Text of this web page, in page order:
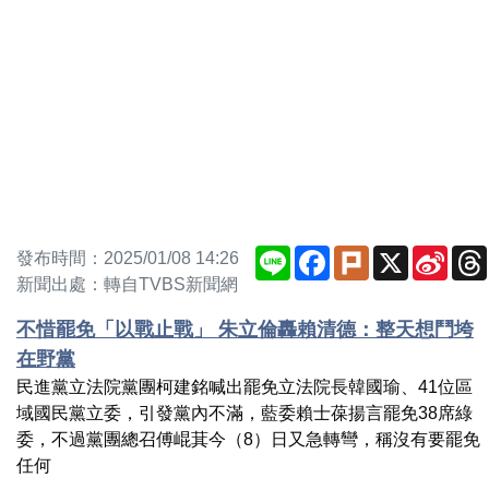
發布時間：2025/01/08 14:26
新聞出處：轉自TVBS新聞網
Line Facebook
Plurk X
Sina
不惜罷免「以戰止戰」 朱立倫轟賴清德：整天想鬥垮
在野黨
民進黨立法院黨團柯建銘喊出罷免立法院長韓國瑜、41位區
域國民黨立委，引發黨內不滿，藍委賴士葆揚言罷免38席綠
委，不過黨團總召傅崐萁今（8）日又急轉彎，稱沒有要罷免
任何